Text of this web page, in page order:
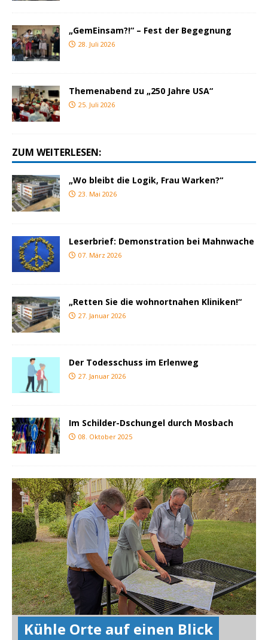
„GemEinsam?!“ – Fest der Begegnung
28. Juli 2026
Themenabend zu „250 Jahre USA“
25. Juli 2026
ZUM WEITERLESEN:
„Wo bleibt die Logik, Frau Warken?“
23. Mai 2026
Leserbrief: Demonstration bei Mahnwache
07. März 2026
„Retten Sie die wohnortnahen Kliniken!“
27. Januar 2026
Der Todesschuss im Erlenweg
27. Januar 2026
Im Schilder-Dschungel durch Mosbach
08. Oktober 2025
Kühle Orte auf einen Blick